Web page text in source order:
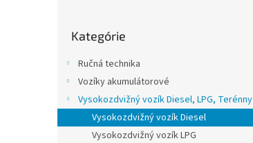
kategórie
Kategórie
Ručná technika
Vozíky akumulátorové
Vysokozdvižný vozík Diesel, LPG, Terénny
Vysokozdvižný vozík Diesel
Vysokozdvižný vozík LPG